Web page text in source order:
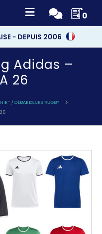
0
- DEPUIS 2006
Adidas –
26
/ DÉBARDEURS RUGBY